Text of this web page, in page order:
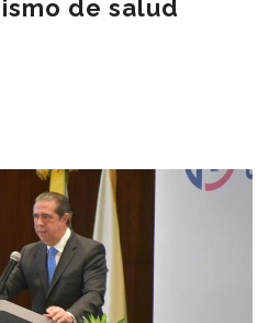
de salud